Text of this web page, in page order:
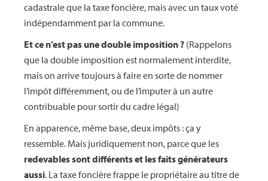
cadastrale que la taxe foncière, mais avec un taux voté
indépendamment par la commune.
Et ce n’est pas une double imposition ? (Rappelons
que la double imposition est normalement interdite,
mais on arrive toujours à faire en sorte de nommer
l’impôt différemment, ou de l’imputer à un autre
contribuable pour sortir du cadre légal)
En apparence, même base, deux impôts : ça y
ressemble. Mais juridiquement non, parce que les
redevables sont différents et les faits générateurs
aussi. La taxe foncière frappe le propriétaire au titre de